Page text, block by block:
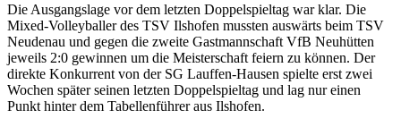
Die Ausgangslage vor dem letzten Doppelspieltag war klar. Die
Mixed-Volleyballer des TSV Ilshofen mussten auswärts beim TSV
Neudenau und gegen die zweite Gastmannschaft VfB Neuhütten
jeweils 2:0 gewinnen um die Meisterschaft feiern zu können. Der
direkte Konkurrent von der SG Lauffen-Hausen spielte erst zwei
Wochen später seinen letzten Doppelspieltag und lag nur einen
Punkt hinter dem Tabellenführer aus Ilshofen.